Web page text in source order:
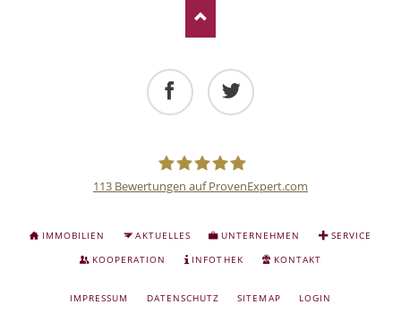
Anlage
und
113 Bewertungen auf ProvenExpert.com
NAVIGATION
IMMOBILIEN AKTUELLES UNTERNEHMEN
SERVICE
KOOPERATION
INFOTHEK KONTAKT
NAVIGATION
IMPRESSUM DATENSCHUTZ SITEMAP LOGIN